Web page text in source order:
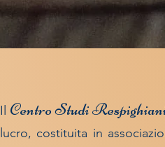
Il Centro Studi
lucro, costituita in